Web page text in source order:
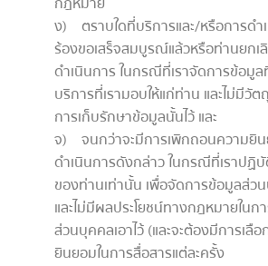
ง) ตราบใดที่บริการและ/หรือการดำ
ร้องขอเสร็จสมบูรณ์แล้วหรือท่านยกเ
ดำเนินการ ในกรณีที่เราจัดการข้อมู
บริการที่เรามอบให้แก่ท่าน และไม่มีวัต
การเก็บรักษาข้อมูลนั้นไว้ และ
จ) จนกว่าจะมีการเพิกถอนความยิ
ดำเนินการดังกล่าว ในกรณีที่เราปฏิ
ของท่านเท่านั้น เพื่อจัดการข้อมูลส่ว
และไม่มีผลประโยชน์ทางกฎหมายใน
ส่วนบุคคลเอาไว้ (และจะต้องมีการเลื
ยินยอมในการสื่อสารแต่ละครั้ง